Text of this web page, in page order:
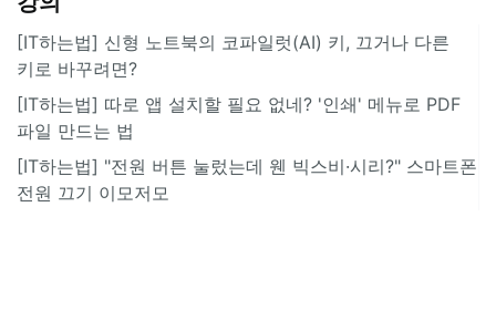
[IT하는법] 신형 노트북의 코파일럿(AI) 키, 끄거나 다른
키로 바꾸려면?
[IT하는법] 따로 앱 설치할 필요 없네? '인쇄' 메뉴로 PDF
파일 만드는 법
[IT하는법] "전원 버튼 눌렀는데 웬 빅스비·시리?" 스마트폰
전원 끄기 이모저모